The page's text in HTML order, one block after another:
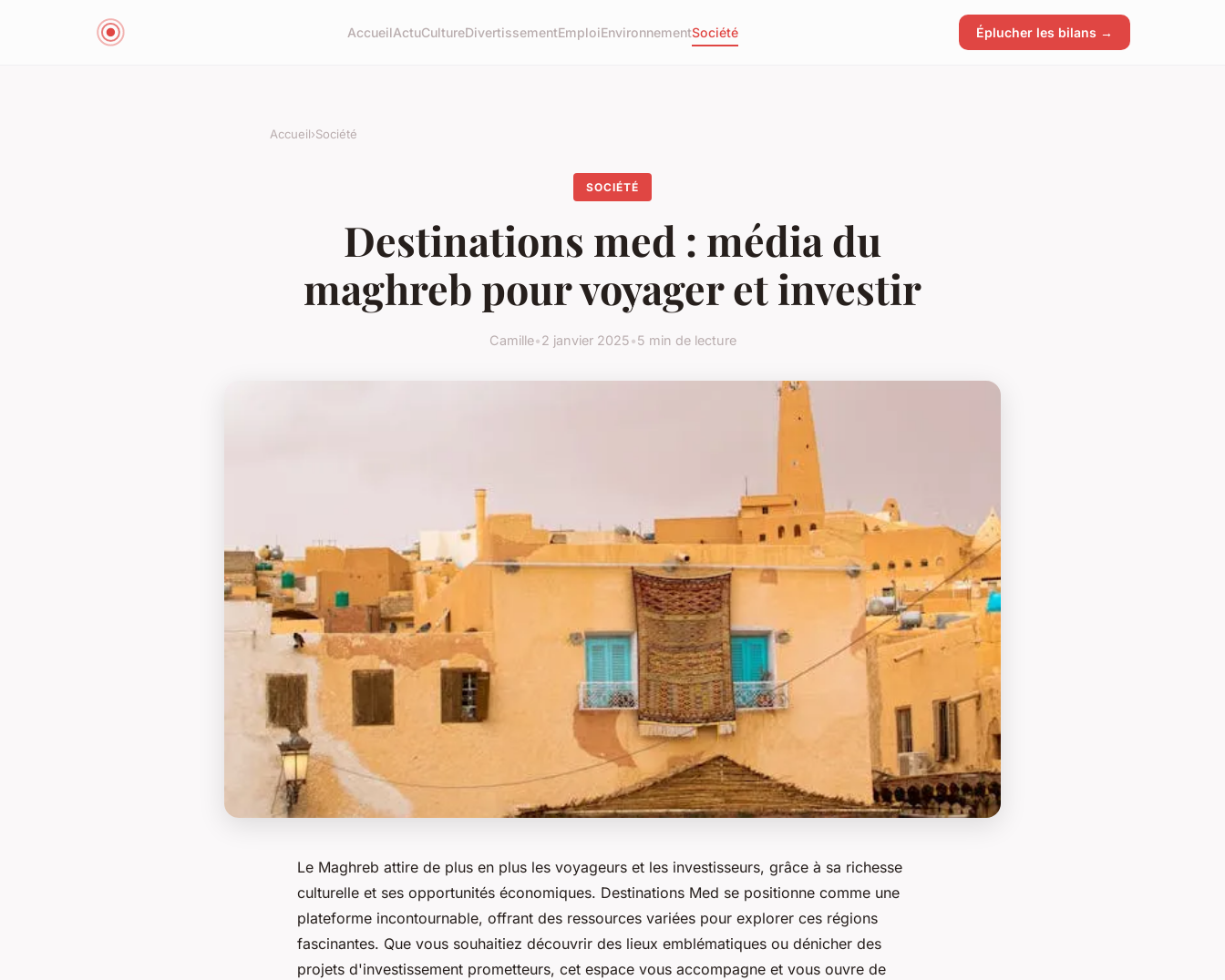
AccueilActuCultureDivertissementEmploiEnvironnementSociété Éplucher les bilans →
Accueil›Société
SOCIÉTÉ
Destinations med : média du
maghreb pour voyager et investir
Camille•2 janvier 2025•5 min de lecture
Le Maghreb attire de plus en plus les voyageurs et les investisseurs, grâce à sa richesse
culturelle et ses opportunités économiques. Destinations Med se positionne comme une
plateforme incontournable, offrant des ressources variées pour explorer ces régions
fascinantes. Que vous souhaitiez découvrir des lieux emblématiques ou dénicher des
projets d'investissement prometteurs, cet espace vous accompagne et vous ouvre de